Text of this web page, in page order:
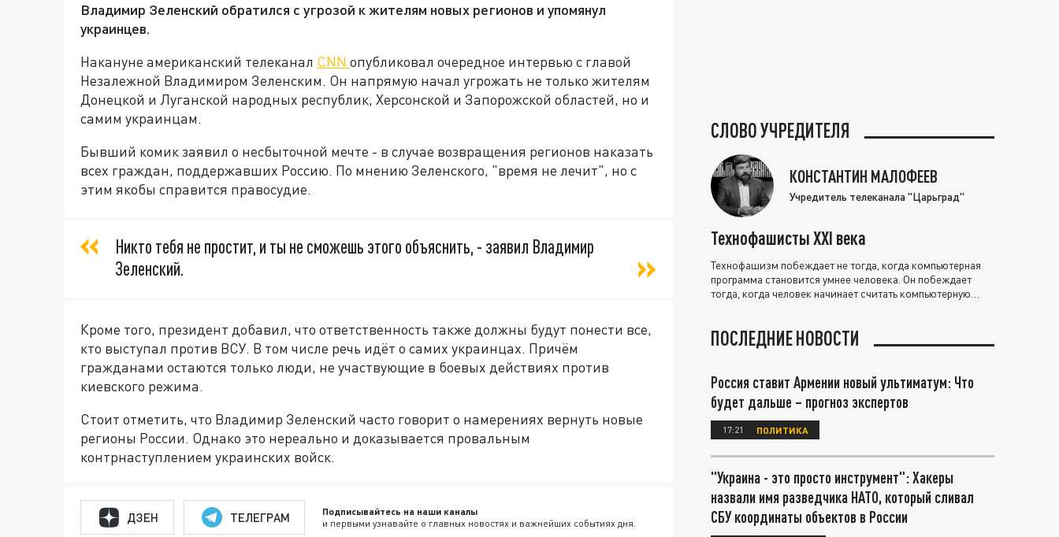
Владимир Зеленский обратился с угрозой к жителям новых регионов и упомянул
украинцев.
Накануне американский телеканал CNN опубликовал очередное интервью с главой
Незалежной Владимиром Зеленским. Он напрямую начал угрожать не только жителям
Донецкой и Луганской народных республик, Херсонской и Запорожской областей, но и
самим украинцам.
Бывший комик заявил о несбыточной мечте - в случае возвращения регионов наказать
всех граждан, поддержавших Россию. По мнению Зеленского, "время не лечит", но с
этим якобы справится правосудие.
Никто тебя не простит, и ты не сможешь этого объяснить, - заявил Владимир
Зеленский.
Кроме того, президент добавил, что ответственность также должны будут понести все,
кто выступал против ВСУ. В том числе речь идёт о самих украинцах. Причём
гражданами остаются только люди, не участвующие в боевых действиях против
киевского режима.
Стоит отметить, что Владимир Зеленский часто говорит о намерениях вернуть новые
регионы России. Однако это нереально и доказывается провальным
контрнаступлением украинских войск.
ДЗЕН ТЕЛЕГРАМ Подписывайтесь на наши каналы
и первыми узнавайте о главных новостях и важнейших событиях дня.
СЛОВО УЧРЕДИТЕЛЯ
КОНСТАНТИН МАЛОФЕЕВ
Учредитель телеканала "Царьград"
Технофашисты XXI века
Технофашизм побеждает не тогда, когда компьютерная
программа становится умнее человека. Он побеждает
тогда, когда человек начинает считать компьютерную
ПОСЛЕДНИЕ НОВОСТИ
Россия ставит Армении новый ультиматум: Что
будет дальше – прогноз экспертов
17:21 ПОЛИТИКА
"Украина - это просто инструмент": Хакеры
назвали имя разведчика НАТО, который сливал
СБУ координаты объектов в России